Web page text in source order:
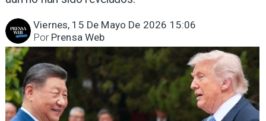
Viernes, 15 De Mayo De 2026 15:06
Prensa Web
Por